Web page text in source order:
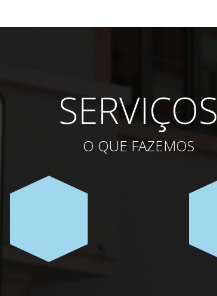
SERVIÇOS
O QUE FAZEMOS